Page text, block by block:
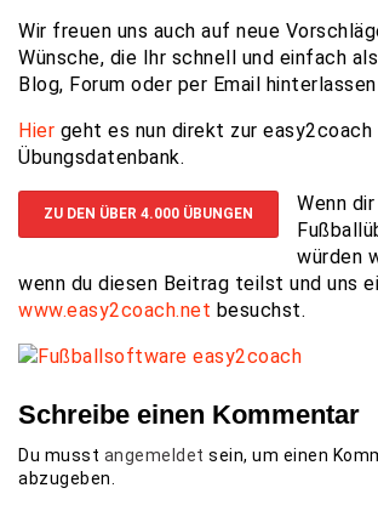
Wir freuen uns auch auf neue
Wünsche, die Ihr schnell und einfach
Blog, Forum oder per Email
Hier geht es nun direkt zur easy2coach
Übungsdatenbank.
ZU DEN ÜBER 4.000 ÜBUNGEN
Wenn
würden
wenn du diesen Beitrag teilst und uns
www.easy2coach.net besuchst.
Schreibe einen Kommentar
Du musst angemeldet sein, um einen
abzugeben.